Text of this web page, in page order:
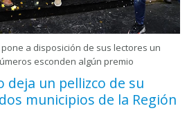
pone a disposición de sus lectores un
esconden algún premio
deja un pellizco de su
municipios de la Región